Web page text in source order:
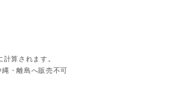
算されます。
・離島へ販売不可